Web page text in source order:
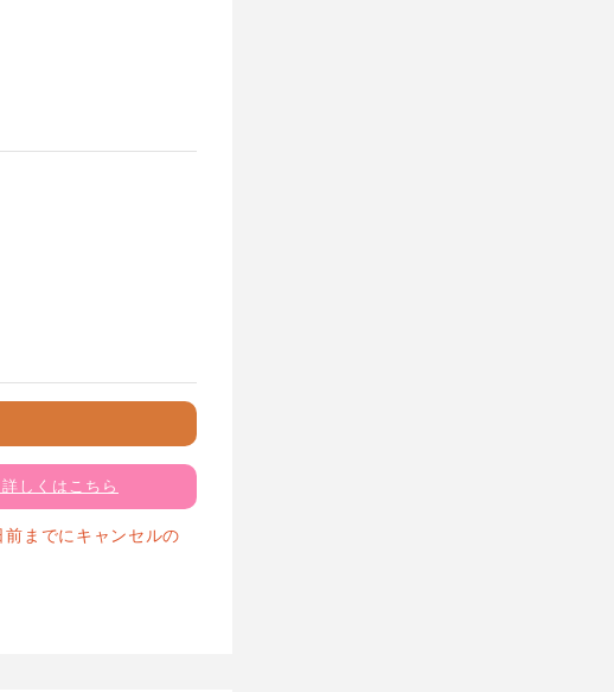
しくはこちら
までにキャンセルの